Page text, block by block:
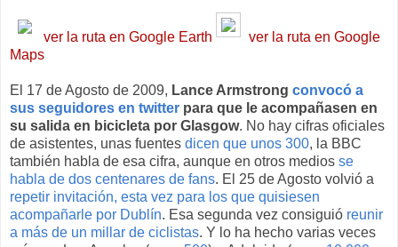
ver la ruta en Google Earth ver la ruta en Google
Maps
El 17 de Agosto de 2009, Lance Armstrong convocó a
sus seguidores en twitter para que le acompañasen en
su salida en bicicleta por Glasgow. No hay cifras oficiales
de asistentes, unas fuentes dicen que unos 300, la BBC
también habla de esa cifra, aunque en otros medios se
habla de dos centenares de fans. El 25 de Agosto volvió a
repetir invitación, esta vez para los que quisiesen
acompañarle por Dublín. Esa segunda vez consiguió reunir
a más de un millar de ciclistas. Y lo ha hecho varias veces